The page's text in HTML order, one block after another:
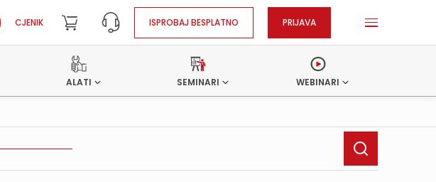
CJENIK ISPROBAJ BESPLATNO PRIJAVA
ALATI SEMINARI WEBINARI